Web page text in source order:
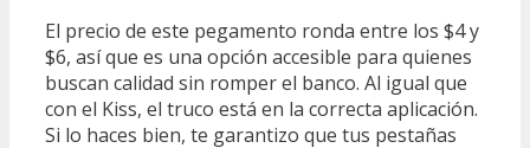
El precio de este pegamento ronda entre los $4 y
$6, así que es una opción accesible para quienes
buscan calidad sin romper el banco. Al igual que
con el Kiss, el truco está en la correcta aplicación.
Si lo haces bien, te garantizo que tus pestañas